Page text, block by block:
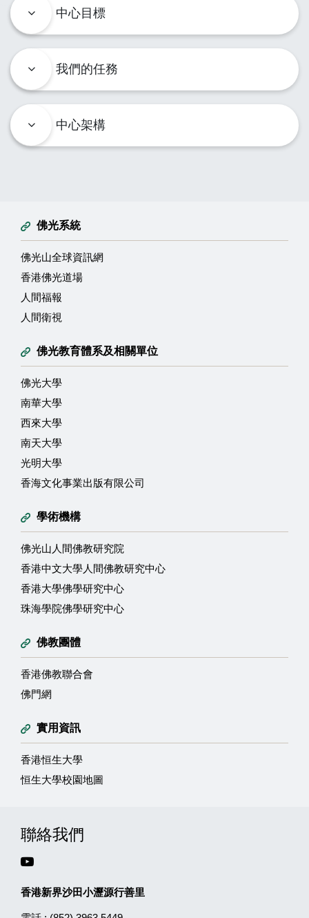
中心目標
我們的任務
中心架構
佛光系統
佛光山全球資訊網
香港佛光道場
人間福報
人間衛視
佛光教育體系及相關單位
佛光大學
南華大學
西來大學
南天大學
光明大學
香海文化事業出版有限公司
學術機構
佛光山人間佛教研究院
香港中文大學人間佛教研究中心
香港大學佛學研究中心
珠海學院佛學研究中心
佛教團體
香港佛教聯合會
佛門網
實用資訊
香港恒生大學
恒生大學校園地圖
聯絡我們
香港新界沙田小瀝源行善里